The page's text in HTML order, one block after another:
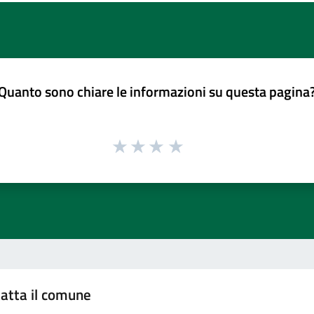
sono chiare le informazioni su questa
il comune